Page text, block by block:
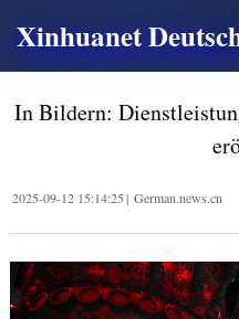
Xinhuanet
In Bildern:
2025-09-12 15:14:25| German.news.cn